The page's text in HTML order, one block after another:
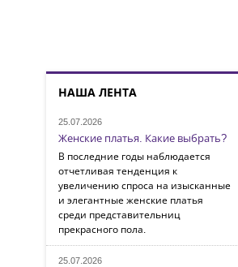
НАША ЛЕНТА
25.07.2026
Женские платья. Какие выбрать?
В последние годы наблюдается
отчетливая тенденция к
увеличению спроса на изысканные
и элегантные женские платья
среди представительниц
прекрасного пола.
25.07.2026